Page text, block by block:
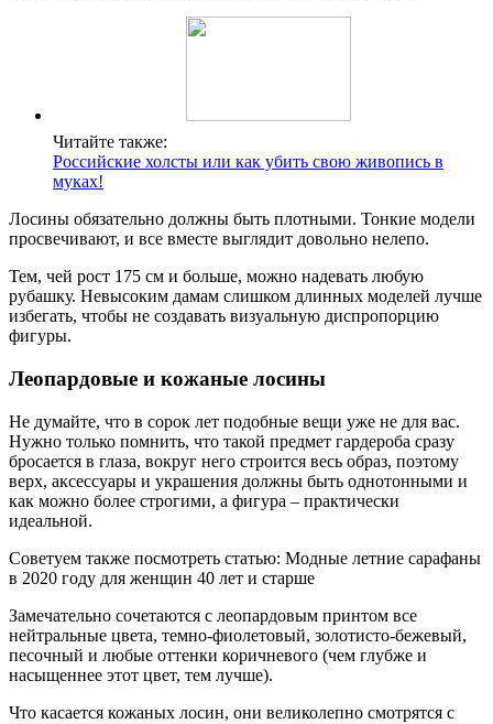
Читайте также:
Российские холсты или как убить свою живопись в
муках!
Лосины обязательно должны быть плотными. Тонкие модели
просвечивают, и все вместе выглядит довольно нелепо.
Тем, чей рост 175 см и больше, можно надевать любую
рубашку. Невысоким дамам слишком длинных моделей лучше
избегать, чтобы не создавать визуальную диспропорцию
фигуры.
Леопардовые и кожаные лосины
Не думайте, что в сорок лет подобные вещи уже не для вас.
Нужно только помнить, что такой предмет гардероба сразу
бросается в глаза, вокруг него строится весь образ, поэтому
верх, аксессуары и украшения должны быть однотонными и
как можно более строгими, а фигура – практически
идеальной.
Советуем также посмотреть статью: Модные летние сарафаны
в 2020 году для женщин 40 лет и старше
Замечательно сочетаются с леопардовым принтом все
нейтральные цвета, темно-фиолетовый, золотисто-бежевый,
песочный и любые оттенки коричневого (чем глубже и
насыщеннее этот цвет, тем лучше).
Что касается кожаных лосин, они великолепно смотрятся с